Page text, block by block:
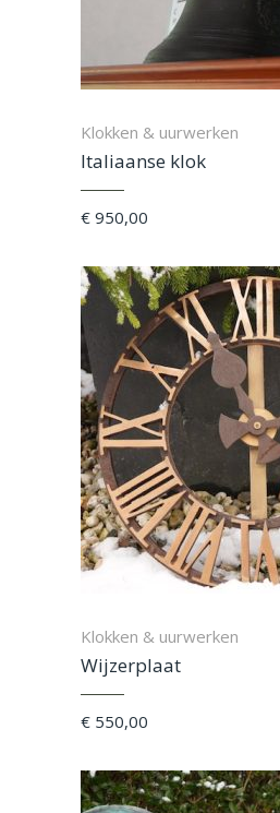
Klokken & uurwerken
Italiaanse klok
€ 950,00
Klokken & uurwerken
Wijzerplaat
€ 550,00